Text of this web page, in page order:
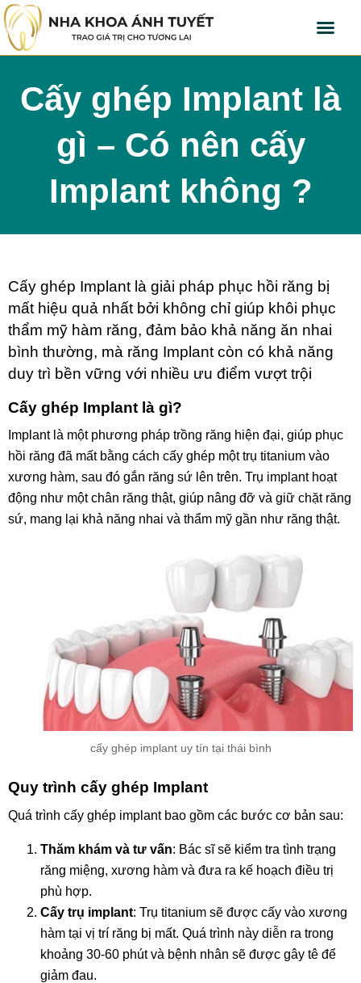
Cấy ghép Implant là
gì – Có nên cấy
Implant không ?
Cấy ghép Implant là giải pháp phục hồi răng bị
mất hiệu quả nhất bởi không chỉ giúp khôi phục
thẩm mỹ hàm răng, đảm bảo khả năng ăn nhai
bình thường, mà răng Implant còn có khả năng
duy trì bền vững với nhiều ưu điểm vượt trội
Cấy ghép Implant là gì?
Implant là một phương pháp trồng răng hiện đại, giúp phục
hồi răng đã mất bằng cách cấy ghép một trụ titanium vào
xương hàm, sau đó gắn răng sứ lên trên. Trụ implant hoạt
động như một chân răng thật, giúp nâng đỡ và giữ chặt răng
sứ, mang lại khả năng nhai và thẩm mỹ gần như răng thật.
cấy ghép implant uy tín tại thái bình
Quy trình cấy ghép Implant
Quá trình cấy ghép implant bao gồm các bước cơ bản sau:
Thăm khám và tư vấn: Bác sĩ sẽ kiểm tra tình trạng
răng miệng, xương hàm và đưa ra kế hoạch điều trị
phù hợp.
Cấy trụ implant: Trụ titanium sẽ được cấy vào xương
hàm tại vị trí răng bị mất. Quá trình này diễn ra trong
khoảng 30-60 phút và bệnh nhân sẽ được gây tê để
giảm đau.